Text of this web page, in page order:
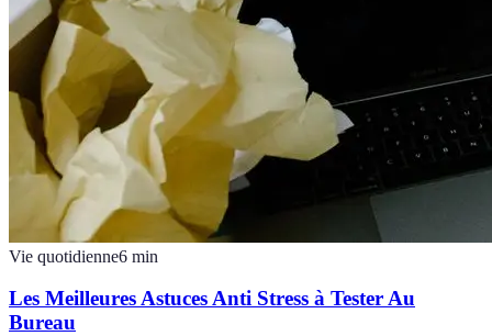
Vie quotidienne6 min
Les Meilleures Astuces Anti Stress à Tester Au
Bureau